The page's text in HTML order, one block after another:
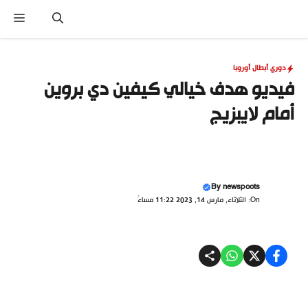
المحتوى
دوري أبطال أوروبا
فيديو هدف خيالي كيفين دي بروين
أمام لايبزيج
Bynewspoots
On: الثلاثاء, مارس 14, 2023 11:22 مساءً